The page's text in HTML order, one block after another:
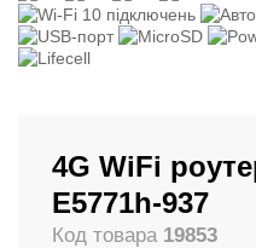
4G WiFi
E5771h-937
Код товара 19853